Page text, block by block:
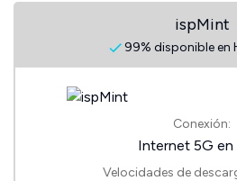
ispMint
99% disponible en
Conexión:
Internet 5G en
Velocidades de